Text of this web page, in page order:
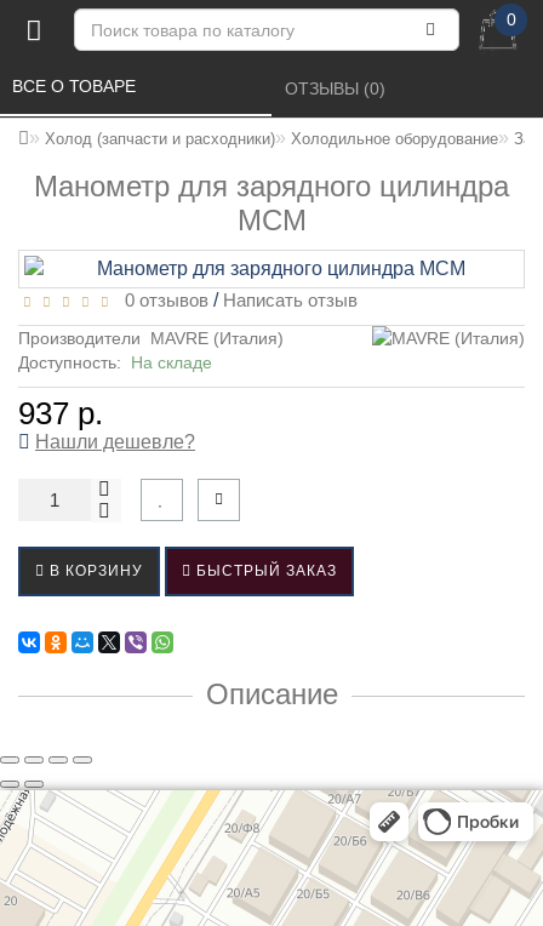
0
Холод (запчасти и расходники) Холодильное оборудование
Манометр для зарядного цилиндра
MCM
ВСЕ О ТОВАРЕ ОТЗЫВЫ (0)
0 отзывов / Написать отзыв
Производители
MAVRE (Италия)
Доступность: На складе
937 р.
Нашли дешевле?
В КОРЗИНУ БЫСТРЫЙ ЗАКАЗ
Описание